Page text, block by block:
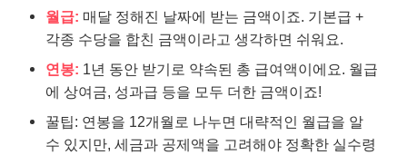
월급: 매달 정해진 날짜에 받는 금액이죠. 기본급 +
각종 수당을 합친 금액이라고 생각하면 쉬워요.
연봉: 1년 동안 받기로 약속된 총 급여액이에요. 월급
에 상여금, 성과급 등을 모두 더한 금액이죠!
꿀팁: 연봉을 12개월로 나누면 대략적인 월급을 알
수 있지만, 세금과 공제액을 고려해야 정확한 실수령